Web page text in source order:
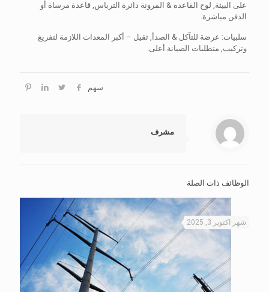
على البيئة, لوح القاعده & المرونة دائرة الترباس, قاعدة مرساة أو
الدفن مباشرة.
سلبيات: عرضة للتآكل & الصدأ, ثقيل – أكبر المعدات اللازمة لتفريغ
وتركيب, متطلبات الصيانة أعلى.
سهم
مشرف
الوظائف ذات الصلة
شهر اكتوبر 3, 2025